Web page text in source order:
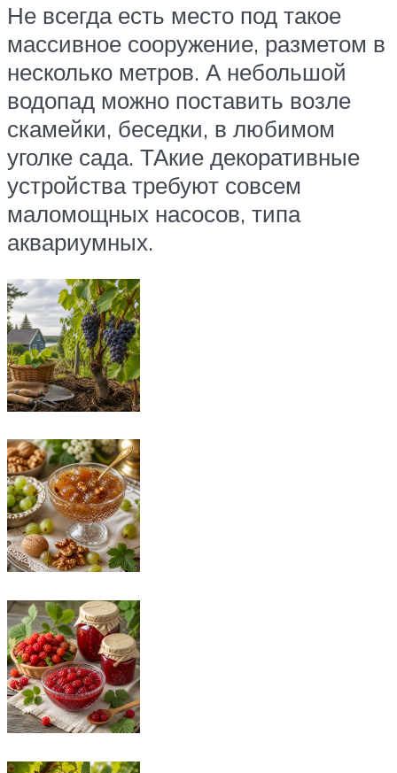
Не всегда есть место под такое
массивное сооружение, разметом в
несколько метров. А небольшой
водопад можно поставить возле
скамейки, беседки, в любимом
уголке сада. ТАкие декоративные
устройства требуют совсем
маломощных насосов, типа
аквариумных.